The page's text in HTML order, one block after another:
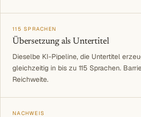
115 SPRACHEN
Übersetzung als Untertitel
Dieselbe KI-Pipeline, die Untertitel
gleichzeitig in bis zu 115 Sprachen.
Reichweite.
NACHWEIS